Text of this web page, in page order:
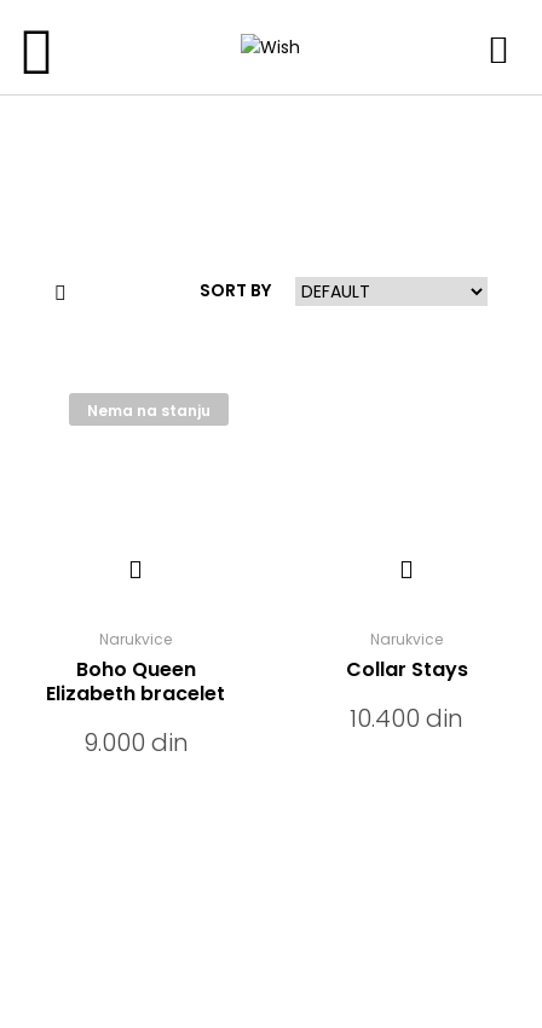
SORT BY
Nema na stanju
Narukvice
Boho Queen
Elizabeth bracelet
9.000 din
Narukvice
Collar Stays
10.400 din